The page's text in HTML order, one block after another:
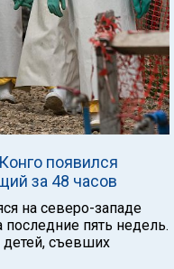
появился
за 48 часов
на северо-западе
последние пять недель.
съевших